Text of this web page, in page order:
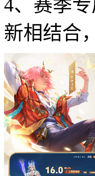
4、赛季
新相结合